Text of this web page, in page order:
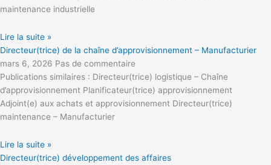
maintenance industrielle
Lire la suite »
Directeur(trice) de la chaîne d’approvisionnement – Manufacturier
mars 6, 2026 Pas de commentaire
Publications similaires : Directeur(trice) logistique – Chaîne
d’approvisionnement Planificateur(trice) approvisionnement
Adjoint(e) aux achats et approvisionnement Directeur(trice)
maintenance – Manufacturier
Lire la suite »
Directeur(trice) développement des affaires